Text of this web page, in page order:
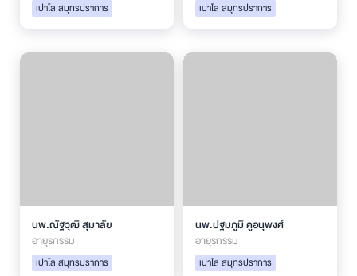
เปาโล สมุทรปราการ เปาโล สมุทรปราการ
นพ.ณัฐวุฒิ สุมาลัย
อายุรกรรม
เปาโล สมุทรปราการ
นพ.ปฐมภูมิ คูอนุพงศ์
อายุรกรรม
เปาโล สมุทรปราการ